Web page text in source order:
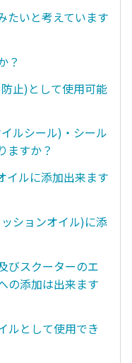
たいと考えています
？
止)として使用可能
ルシール)・シール
ますか？
イルに添加出来ます
ションオイル)に添
びスクーターのエ
の添加は出来ます
ルとして使用でき